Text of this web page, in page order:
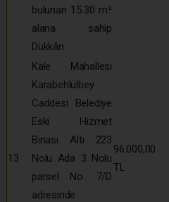
bulunan 15.30 m²
alana sahip
Dükkân
13
Kale Mahallesi
Karabehlülbey
Caddesi Belediye
Eski Hizmet
Binası Altı 223
Nolu Ada 3 Nolu
parsel No: 7/D
adresinde
96.000,00
TL